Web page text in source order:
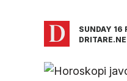
SUNDAY